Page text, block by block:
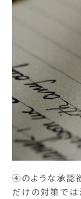
④のような承認
だけの対策では